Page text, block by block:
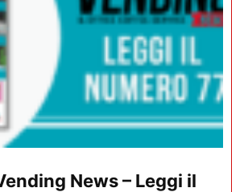
News – Leggi il